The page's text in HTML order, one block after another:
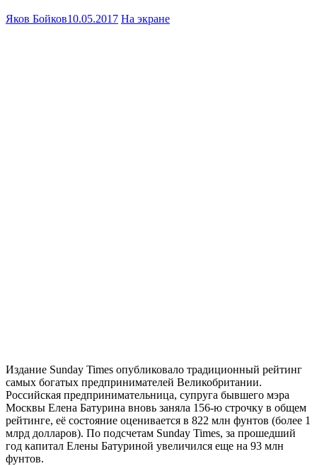
Яков Бойков10.05.2017 На экране
Издание Sunday Times опубликовало традиционный рейтинг
самых богатых предпринимателей Великобритании.
Российская предпринимательница, супруга бывшего мэра
Москвы Елена Батурина вновь заняла 156-ю строчку в общем
рейтинге, её состояние оценивается в 822 млн фунтов (более 1
млрд долларов). По подсчетам Sunday Times, за прошедший
год капитал Елены Батуриной увеличился еще на 93 млн
фунтов.